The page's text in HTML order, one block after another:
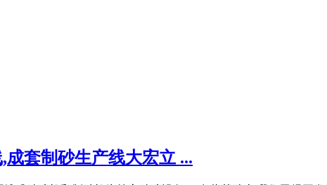
套制砂生产线大宏立 ...